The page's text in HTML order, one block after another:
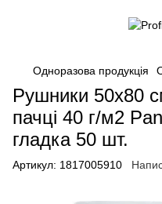
Одноразова продукція
Рушники 50х80
пачці 40 г/м2
гладка 50 шт.
Артикул: 1817005910